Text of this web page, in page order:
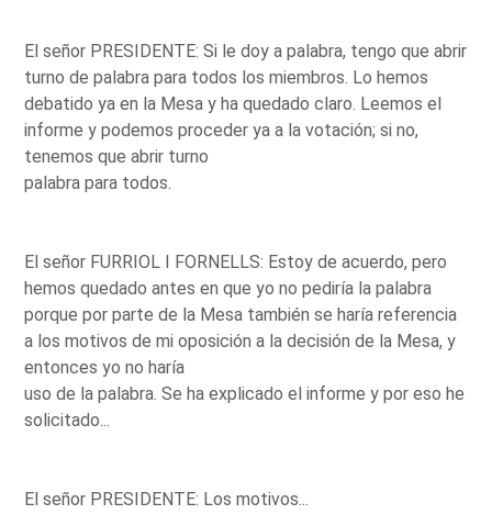
El señor PRESIDENTE: Si le doy a palabra, tengo que abrir
turno de palabra para todos los miembros. Lo hemos
debatido ya en la Mesa y ha quedado claro. Leemos el
informe y podemos proceder ya a la votación; si no,
tenemos que abrir turno
palabra para todos.
El señor FURRIOL I FORNELLS: Estoy de acuerdo, pero
hemos quedado antes en que yo no pediría la palabra
porque por parte de la Mesa también se haría referencia
a los motivos de mi oposición a la decisión de la Mesa, y
entonces yo no haría
uso de la palabra. Se ha explicado el informe y por eso he
solicitado...
El señor PRESIDENTE: Los motivos...